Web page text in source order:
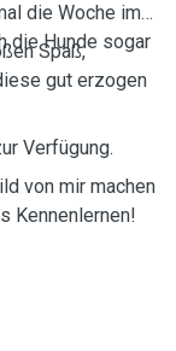
die Woche im
die Hunde sogar
Spaß,
gut erzogen
Verfügung.
von mir machen
Kennenlernen!